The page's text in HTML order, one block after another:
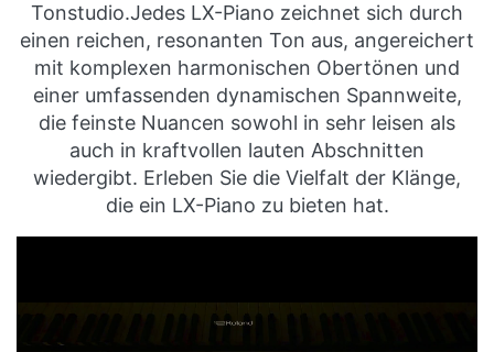
Tonstudio.Jedes LX-Piano zeichnet sich durch
einen reichen, resonanten Ton aus, angereichert
mit komplexen harmonischen Obertönen und
einer umfassenden dynamischen Spannweite,
die feinste Nuancen sowohl in sehr leisen als
auch in kraftvollen lauten Abschnitten
wiedergibt. Erleben Sie die Vielfalt der Klänge,
die ein LX-Piano zu bieten hat.